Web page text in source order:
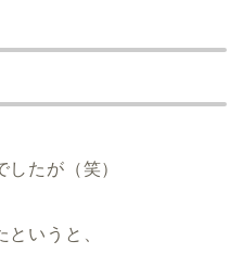
したが（笑）
いうと、